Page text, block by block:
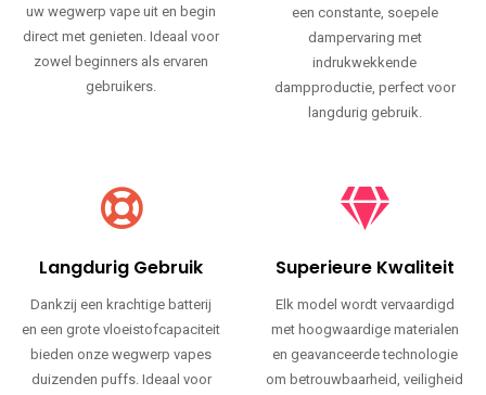
uw wegwerp vape uit en begin
direct met genieten. Ideaal voor
zowel beginners als ervaren
gebruikers.
een constante, soepele
dampervaring met
indrukwekkende
dampproductie, perfect voor
langdurig gebruik.
Langdurig Gebruik
Dankzij een krachtige batterij
en een grote vloeistofcapaciteit
bieden onze wegwerp vapes
duizenden puffs. Ideaal voor
Superieure Kwaliteit
Elk model wordt vervaardigd
met hoogwaardige materialen
en geavanceerde technologie
om betrouwbaarheid, veiligheid